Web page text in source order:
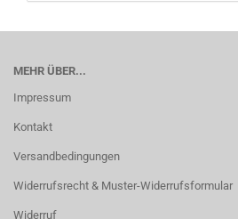
MEHR ÜBER...
Impressum
Kontakt
Versandbedingungen
Widerrufsrecht & Muster-Widerrufsformular
Widerruf